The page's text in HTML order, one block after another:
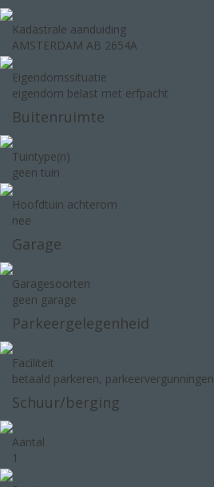
Kadastrale aanduiding
AMSTERDAM AB 2654A
Eigendomssituatie
eigendom belast met erfpacht
Buitenruimte
Tuintype(n)
geen tuin
Hoofdtuin achterom
nee
Garage
Garagesoorten
geen garage
Parkeergelegenheid
Faciliteit
betaald parkeren, parkeervergunningen
Schuur/berging
Aantal
1